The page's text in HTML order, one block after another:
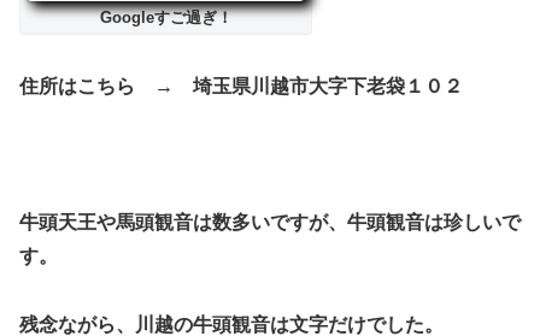
Googleすご過ぎ！
住所はこちら → 埼玉県川越市大字下老袋１０２
牛頭天王や馬頭観音は数多いですが、牛頭観音は珍しいで
す。
残念ながら、川越の牛頭観音は文字だけでした。